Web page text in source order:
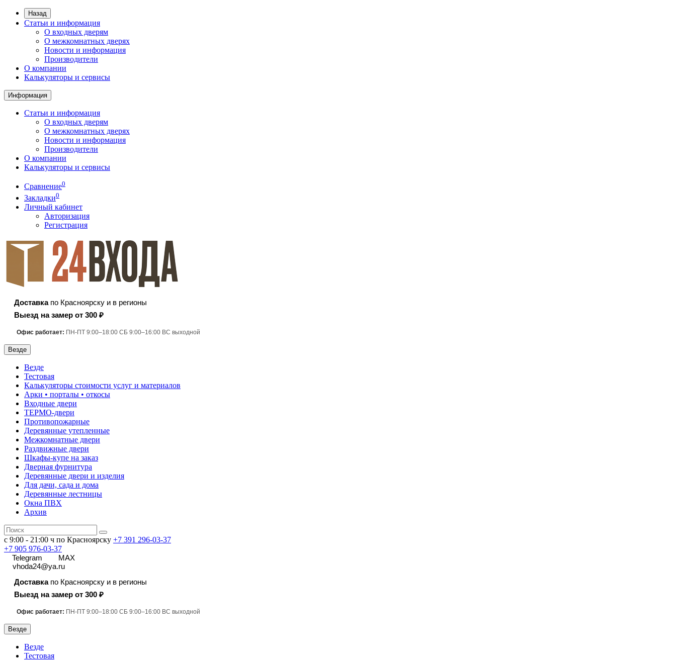
Назад
Статьи и информация
О входных дверям
О межкомнатных дверях
Новости и информация
Производители
О компании
Калькуляторы и сервисы
Информация
Статьи и информация
О входных дверям
О межкомнатных дверях
Новости и информация
Производители
О компании
Калькуляторы и сервисы
Сравнение0
Закладки0
Личный кабинет
Авторизация
Регистрация
Доставкапо Красноярску и в регионы
Выезд на замер от 300 ₽
Офис работает: ПН-ПТ 9:00–18:00 СБ 9:00–16:00 ВС выходной
Везде
Везде
Тестовая
Калькуляторы стоимости услуг и материалов
Арки • порталы • откосы
Входные двери
ТЕРМО-двери
Противопожарные
Деревянные утепленные
Межкомнатные двери
Раздвижные двери
Шкафы-купе на заказ
Дверная фурнитура
Деревянные двери и изделия
Для дачи, сада и дома
Деревянные лестницы
Окна ПВХ
Архив
с 9:00 - 21:00 ч по Красноярску +7 391 296-03-37
+7 905 976-03-37
Telegram
MAX
vhoda24@ya.ru
Доставкапо Красноярску и в регионы
Выезд на замер от 300 ₽
Офис работает: ПН-ПТ 9:00–18:00 СБ 9:00–16:00 ВС выходной
Везде
Везде
Тестовая